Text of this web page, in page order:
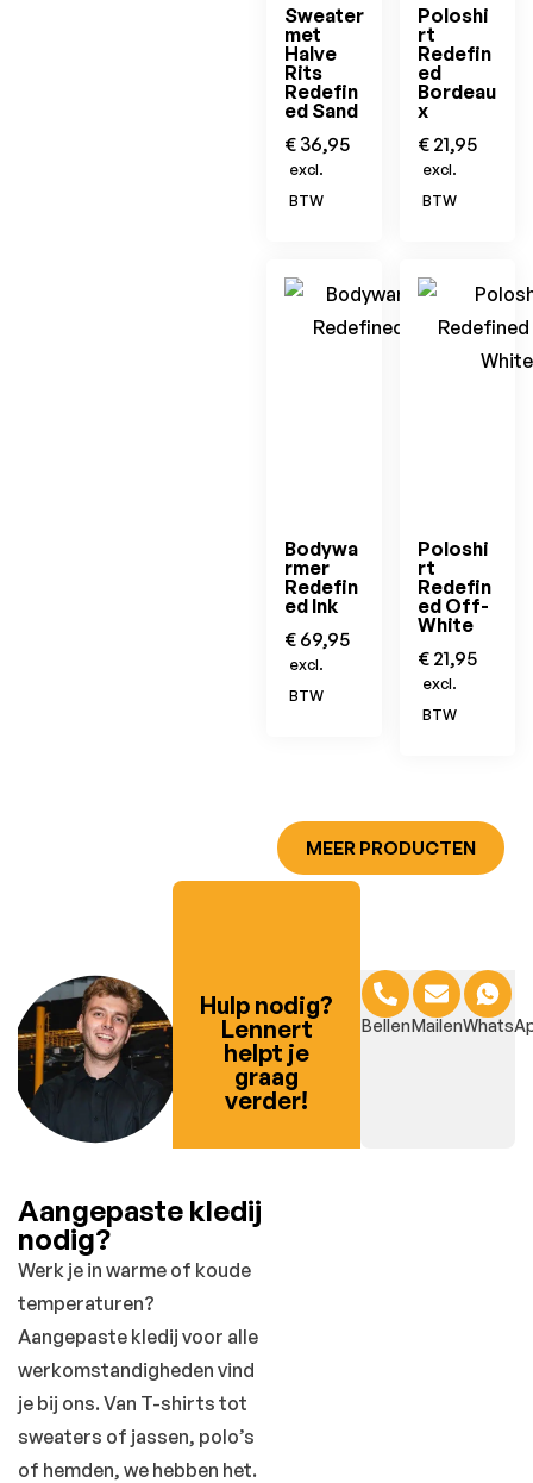
Sweater
met
Halve
Rits
Redefin
ed Sand
€ 36,95
excl.
BTW
Poloshi
rt
Redefin
ed
Bordeau
x
€ 21,95
excl.
BTW
Bodywa
rmer
Redefin
ed Ink
€ 69,95
excl.
BTW
Poloshi
rt
Redefin
ed Off-
White
€ 21,95
excl.
BTW
MEER PRODUCTEN
Hulp nodig?
Lennert
helpt je
graag
verder!
BellenMailen
Aangepaste kledij
nodig?
Werk je in warme of koude
temperaturen?
Aangepaste kledij voor alle
werkomstandigheden vind
je bij ons. Van T-shirts tot
sweaters of jassen, polo’s
of hemden, we hebben het.